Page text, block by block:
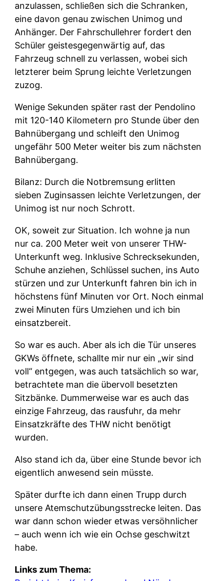
anzulassen, schließen sich die Schranken,
eine davon genau zwischen Unimog und
Anhänger. Der Fahrschullehrer fordert den
Schüler geistesgegenwärtig auf, das
Fahrzeug schnell zu verlassen, wobei sich
letzterer beim Sprung leichte Verletzungen
zuzog.
Wenige Sekunden später rast der Pendolino
mit 120-140 Kilometern pro Stunde über den
Bahnübergang und schleift den Unimog
ungefähr 500 Meter weiter bis zum nächsten
Bahnübergang.
Bilanz: Durch die Notbremsung erlitten
sieben Zuginsassen leichte Verletzungen, der
Unimog ist nur noch Schrott.
OK, soweit zur Situation. Ich wohne ja nun
nur ca. 200 Meter weit von unserer THW-
Unterkunft weg. Inklusive Schrecksekunden,
Schuhe anziehen, Schlüssel suchen, ins Auto
stürzen und zur Unterkunft fahren bin ich in
höchstens fünf Minuten vor Ort. Noch einmal
zwei Minuten fürs Umziehen und ich bin
einsatzbereit.
So war es auch. Aber als ich die Tür unseres
GKWs öffnete, schallte mir nur ein „wir sind
voll“ entgegen, was auch tatsächlich so war,
betrachtete man die übervoll besetzten
Sitzbänke. Dummerweise war es auch das
einzige Fahrzeug, das rausfuhr, da mehr
Einsatzkräfte des THW nicht benötigt
wurden.
Also stand ich da, über eine Stunde bevor ich
eigentlich anwesend sein müsste.
Später durfte ich dann einen Trupp durch
unsere Atemschutzübungsstrecke leiten. Das
war dann schon wieder etwas versöhnlicher
– auch wenn ich wie ein Ochse geschwitzt
habe.
Links zum Thema: